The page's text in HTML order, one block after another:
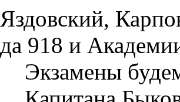
Яздовский,
да 918 и
Экзамены